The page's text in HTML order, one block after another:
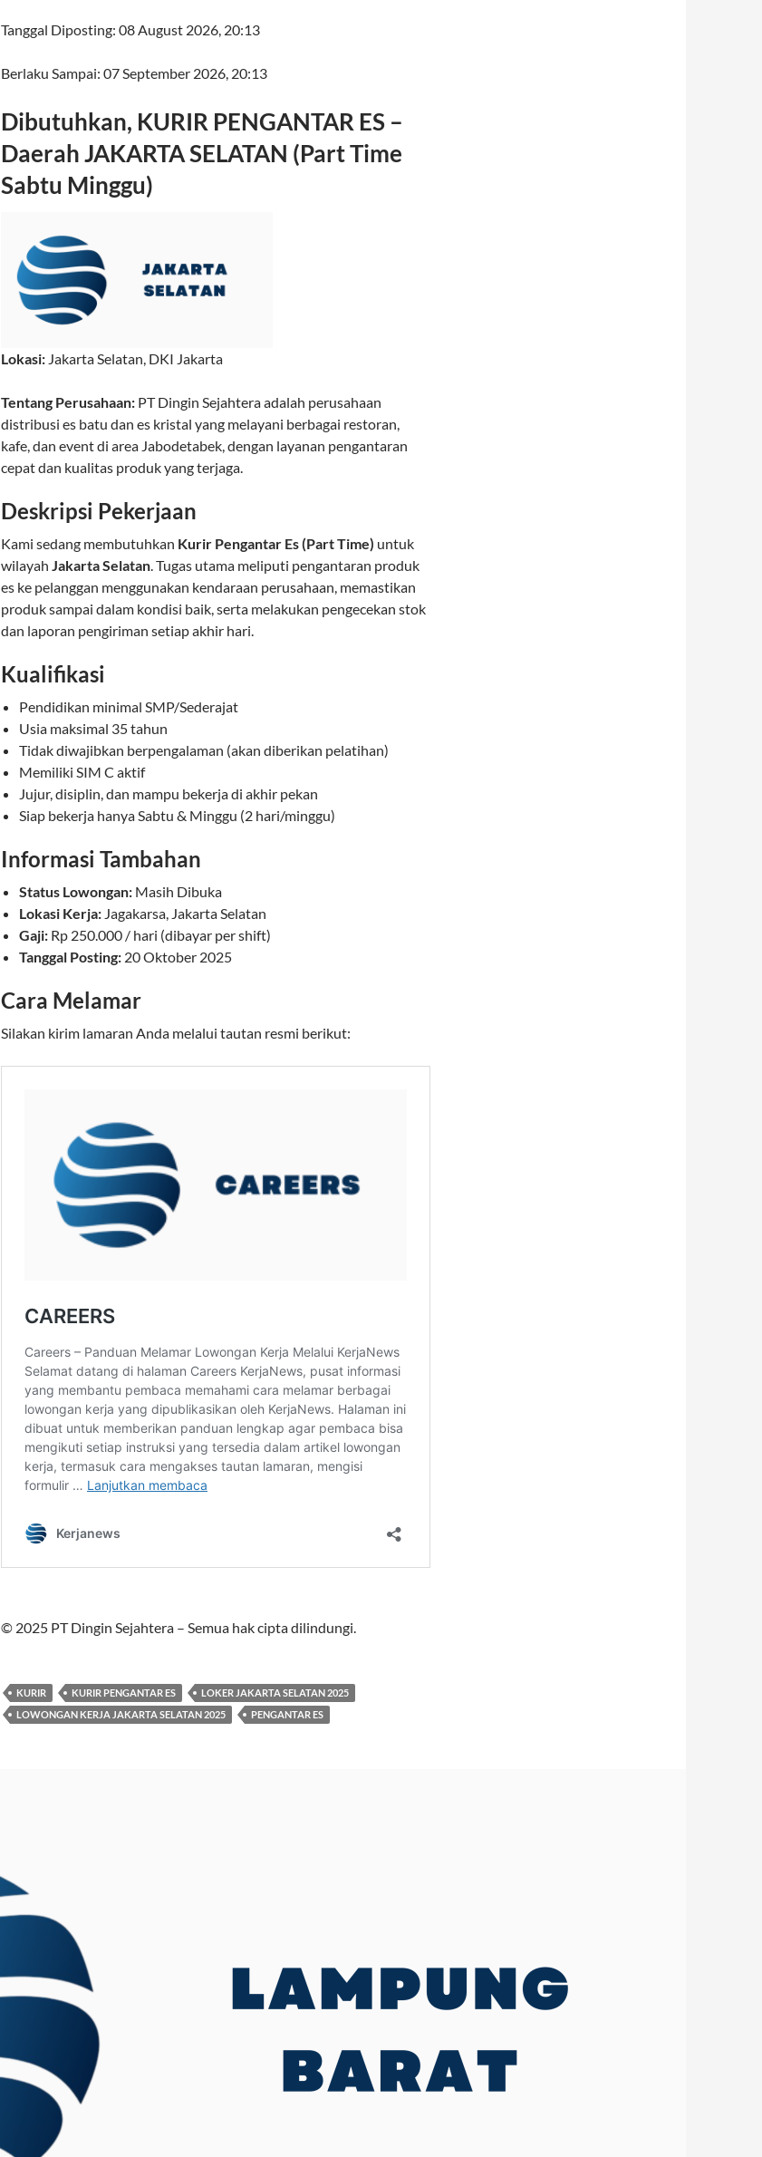
Tanggal Diposting: 08 August 2026, 20:13
Berlaku Sampai: 07 September 2026, 20:13
Dibutuhkan, KURIR PENGANTAR ES –
Daerah JAKARTA SELATAN (Part Time
Sabtu Minggu)
Lokasi: Jakarta Selatan, DKI Jakarta
Tentang Perusahaan: PT Dingin Sejahtera adalah perusahaan
distribusi es batu dan es kristal yang melayani berbagai restoran,
kafe, dan event di area Jabodetabek, dengan layanan pengantaran
cepat dan kualitas produk yang terjaga.
Deskripsi Pekerjaan
Kami sedang membutuhkan Kurir Pengantar Es (Part Time) untuk
wilayah Jakarta Selatan. Tugas utama meliputi pengantaran produk
es ke pelanggan menggunakan kendaraan perusahaan, memastikan
produk sampai dalam kondisi baik, serta melakukan pengecekan stok
dan laporan pengiriman setiap akhir hari.
Kualifikasi
Pendidikan minimal SMP/Sederajat
Usia maksimal 35 tahun
Tidak diwajibkan berpengalaman (akan diberikan pelatihan)
Memiliki SIM C aktif
Jujur, disiplin, dan mampu bekerja di akhir pekan
Siap bekerja hanya Sabtu & Minggu (2 hari/minggu)
Informasi Tambahan
Status Lowongan: Masih Dibuka
Lokasi Kerja: Jagakarsa, Jakarta Selatan
Gaji: Rp 250.000 / hari (dibayar per shift)
Tanggal Posting: 20 Oktober 2025
Cara Melamar
Silakan kirim lamaran Anda melalui tautan resmi berikut:
© 2025 PT Dingin Sejahtera – Semua hak cipta dilindungi.
KURIR KURIR PENGANTAR ES
LOKER JAKARTA SELATAN 2025
LOWONGAN KERJA JAKARTA SELATAN 2025
PENGANTAR ES